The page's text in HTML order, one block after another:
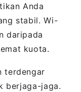
Anda
stabil. Wi-
daripada
kuota.
terdengar
berjaga-jaga.